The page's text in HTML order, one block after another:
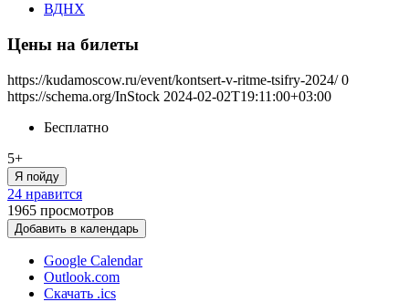
ВДНХ
Цены на билеты
https://kudamoscow.ru/event/kontsert-v-ritme-tsifry-2024/ 0
https://schema.org/InStock 2024-02-02T19:11:00+03:00
Бесплатно
5+
Я пойду
24 нравится
1965 просмотров
Добавить в календарь
Google Calendar
Outlook.com
Скачать .ics